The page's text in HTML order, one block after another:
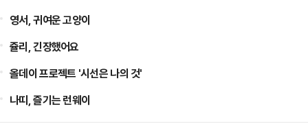
영서, 귀여운 고양이
쥴리, 긴장했어요
올데이 프로젝트 '시선은 나의 것'
나띠, 즐기는 런웨이